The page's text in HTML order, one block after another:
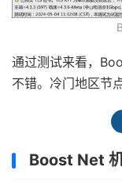
通过测试来看，
不错。冷门地区节
Boost Net